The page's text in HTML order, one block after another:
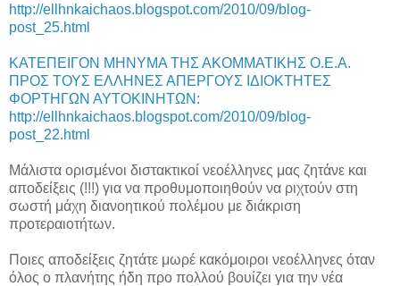
http://ellhnkaichaos.blogspot.com/2010/09/blog-
post_25.html
ΚΑΤΕΠΕΙΓΟΝ ΜΗΝΥΜΑ ΤΗΣ ΑΚΟΜΜΑΤΙΚΗΣ Ο.Ε.Α.
ΠΡΟΣ ΤΟΥΣ ΕΛΛΗΝΕΣ ΑΠΕΡΓΟΥΣ ΙΔΙΟΚΤΗΤΕΣ
ΦΟΡΤΗΓΩΝ ΑΥΤΟΚΙΝΗΤΩΝ:
http://ellhnkaichaos.blogspot.com/2010/09/blog-
post_22.html
Μάλιστα ορισμένοι διστακτικοί νεοέλληνες μας ζητάνε και
αποδείξεις (!!!) για να προθυμοποιηθούν να ριχτούν στη
σωστή μάχη διανοητικού πολέμου με διάκριση
προτεραιοτήτων.
Ποιες αποδείξεις ζητάτε μωρέ κακόμοιροι νεοέλληνες όταν
όλος ο πλανήτης ήδη προ πολλού βουίζει για την νέα